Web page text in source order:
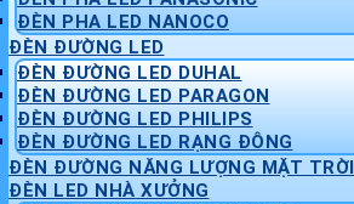
ĐÈN PHA LED NANOCO
ĐÈN ĐƯỜNG LED
ĐÈN ĐƯỜNG LED DUHAL
ĐÈN ĐƯỜNG LED PARAGON
ĐÈN ĐƯỜNG LED PHILIPS
ĐÈN ĐƯỜNG LED RẠNG ĐÔNG
ĐÈN ĐƯỜNG NĂNG LƯỢNG MẶT TRỜI
ĐÈN LED NHÀ XƯỞNG